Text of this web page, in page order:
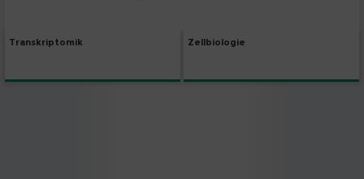
Transkriptomik Zellbiologie